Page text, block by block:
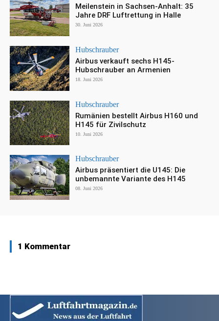
Meilenstein in Sachsen-Anhalt: 35
Jahre DRF Luftrettung in Halle
30. Juni 2026
Hubschrauber
Airbus verkauft sechs H145-
Hubschrauber an Armenien
18. Juni 2026
Hubschrauber
Rumänien bestellt Airbus H160 und
H145 für Zivilschutz
10. Juni 2026
Hubschrauber
Airbus präsentiert die U145: Die
unbemannte Variante des H145
08. Juni 2026
1 Kommentar